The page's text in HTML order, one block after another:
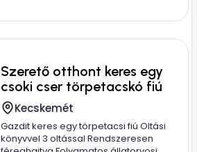
Szerető otthont keres egy
csoki cser törpetacskó fiú
Kecskemét
Gazdit keres egy törpetacsi fiú Oltási
könyvvel 3 oltással Rendszeresen